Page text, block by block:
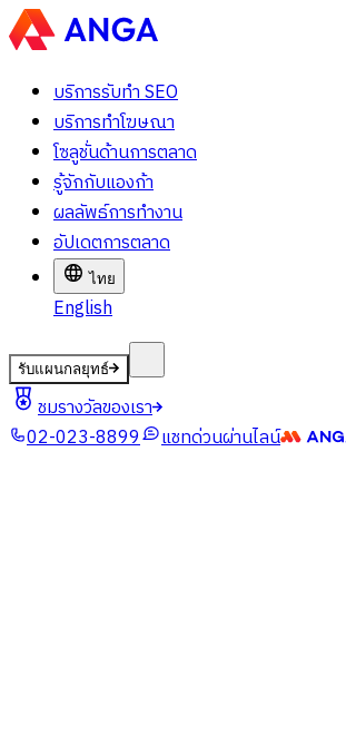
บริการรับทำ SEO
บริการทำโฆษณา
โซลูชั่นด้านการตลาด
รู้จักกับแองก้า
ผลลัพธ์การทำงาน
อัปเดตการตลาด
ไทย
English
รับแผนกลยุทธ์
ชมรางวัลของเรา
02-023-8899
แชทด่วนผ่านไลน์